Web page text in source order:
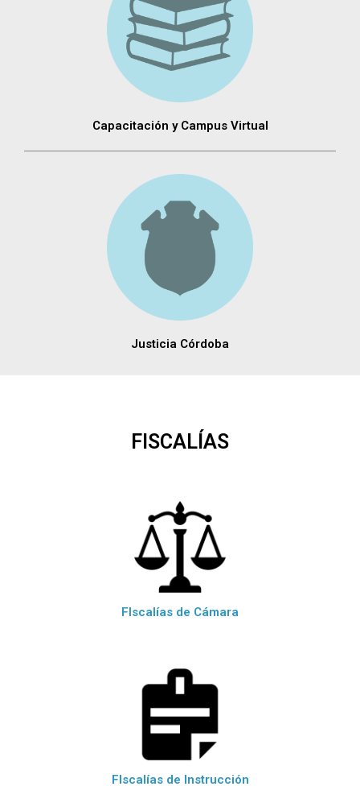
Capacitación y Campus Virtual
Justicia Córdoba
FISCALÍAS
FIscalías de Cámara
FIscalías de Instrucción